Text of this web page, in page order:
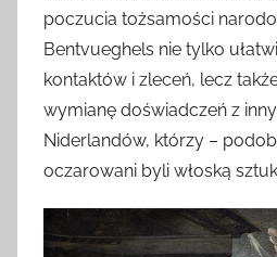
poczucia tożsamości
Bentvueghels nie tylko
kontaktów i zleceń, lecz
wymianę doświadczeń z
Niderlandów, którzy –
oczarowani byli włoską